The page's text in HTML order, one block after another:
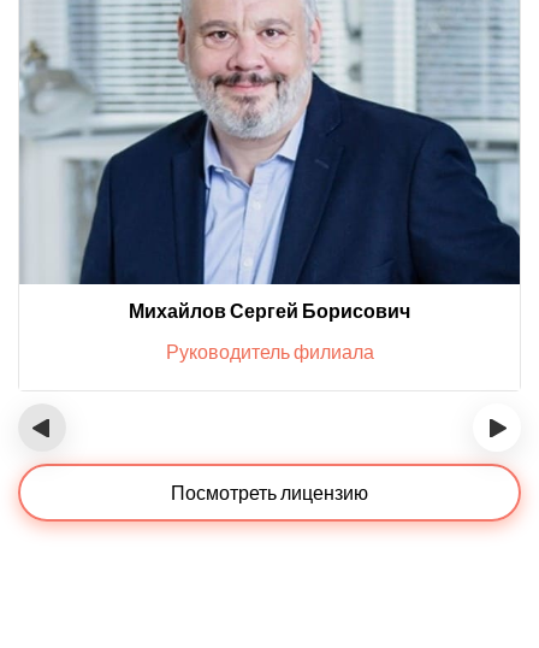
Михайлов Сергей Борисович
Руководитель филиала
‹ ›
Посмотреть лицензию